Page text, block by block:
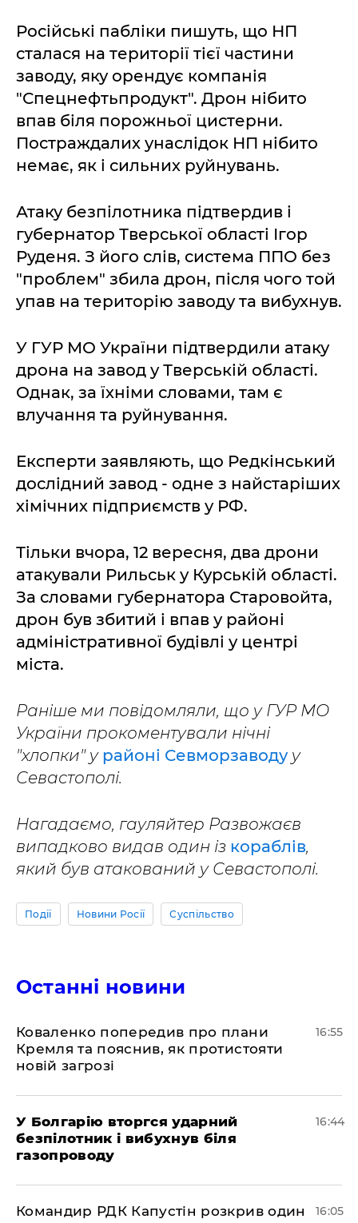
Російські пабліки пишуть, що НП
сталася на території тієї частини
заводу, яку орендує компанія
"Спецнефтьпродукт". Дрон нібито
впав біля порожньої цистерни.
Постраждалих унаслідок НП нібито
немає, як і сильних руйнувань.
Атаку безпілотника підтвердив і
губернатор Тверської області Ігор
Руденя. З його слів, система ППО без
"проблем" збила дрон, після чого той
упав на територію заводу та вибухнув.
У ГУР МО України підтвердили атаку
дрона на завод у Тверській області.
Однак, за їхніми словами, там є
влучання та руйнування.
Експерти заявляють, що Редкінський
дослідний завод - одне з найстаріших
хімічних підприємств у РФ.
Тільки вчора, 12 вересня, два дрони
атакували Рильськ у Курській області.
За словами губернатора Старовойта,
дрон був збитий і впав у районі
адміністративної будівлі у центрі
міста.
Раніше ми повідомляли, що у ГУР МО
України прокоментували нічні
"хлопки" урайоні Севморзаводуу
Севастополі.
Нагадаємо, гауляйтер Развожаєв
випадково видав один із кораблів,
який був атакований у Севастополі.
Події Новини Росії Суспільство
Останні новини
Коваленко попередив про плани
Кремля та пояснив, як протистояти
новій загрозі
16:55
У Болгарію вторгся ударний
безпілотник і вибухнув біля
газопроводу
16:44
Командир РДК Капустін розкрив один
16:05